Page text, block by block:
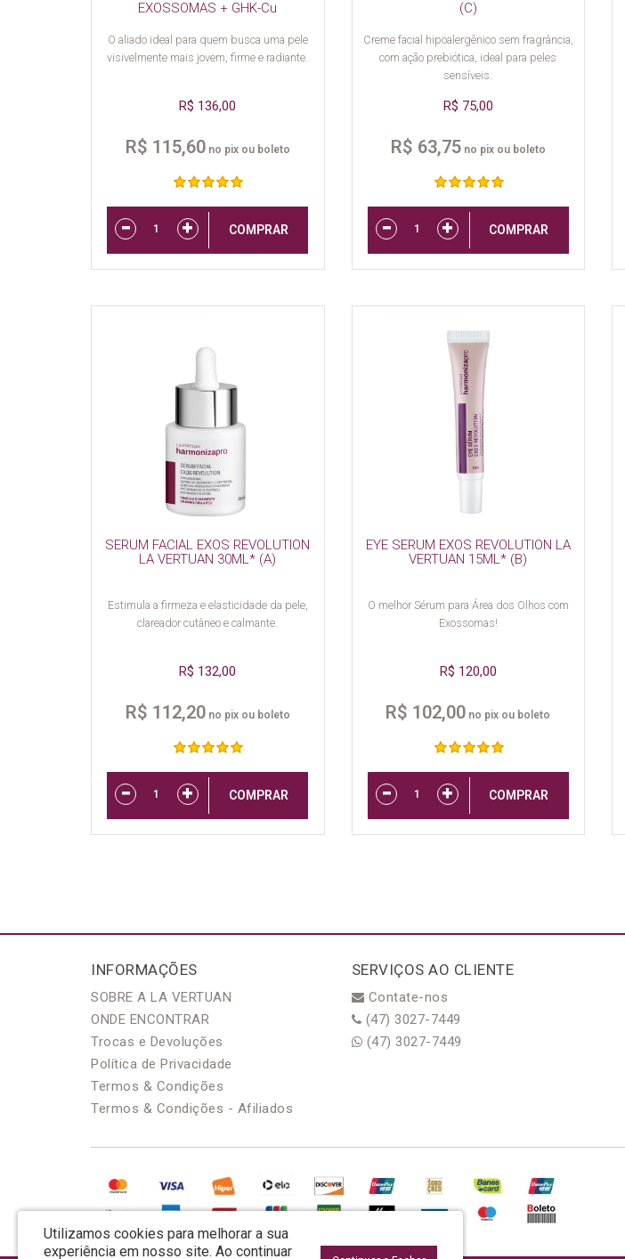
EXOSSOMAS + GHK-Cu
O aliado ideal para quem busca uma pele
visivelmente mais jovem, firme e radiante.
R$ 136,00
R$ 115,60no pix ou boleto
COMPRAR
(C)
Creme facial hipoalergênico sem fragrância,
com ação prebiótica, ideal para peles
sensíveis.
R$ 75,00
R$ 63,75no pix ou boleto
COMPRAR
SERUM FACIAL EXOS REVOLUTION
LA VERTUAN 30ML* (A)
Estimula a firmeza e elasticidade da pele,
clareador cutâneo e calmante.
R$ 132,00
R$ 112,20no pix ou boleto
COMPRAR
EYE SERUM EXOS REVOLUTION LA
VERTUAN 15ML* (B)
O melhor Sérum para Área dos Olhos com
Exossomas!
R$ 120,00
R$ 102,00 no pix ou boleto
COMPRAR
INFORMAÇÕES
SOBRE A LA VERTUAN
ONDE ENCONTRAR
Trocas e Devoluções
Política de Privacidade
Termos & Condições
Termos & Condições - Afiliados
SERVIÇOS AO CLIENTE
Contate-nos
(47) 3027-7449
(47) 3027-7449
Utilizamos cookies para melhorar a sua
experiência em nosso site. Ao continuar